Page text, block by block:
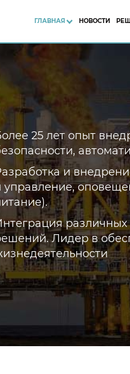
ГЛАВНАЯ НОВОСТИ
25 лет опыт
и
управление,
Лидер в